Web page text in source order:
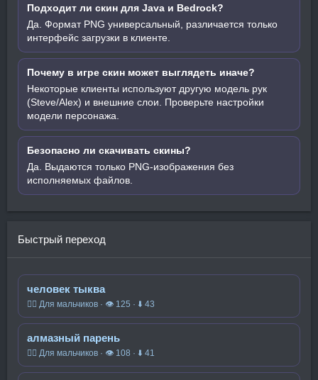
Подходит ли скин для Java и Bedrock?
Да. Формат PNG универсальный, различается только
интерфейс загрузки в клиенте.
Почему в игре скин может выглядеть иначе?
Некоторые клиенты используют другую модель рук
(Steve/Alex) и внешние слои. Проверьте настройки
модели персонажа.
Безопасно ли скачивать скины?
Да. Выдаются только PNG-изображения без
исполняемых файлов.
Быстрый переход
человек тыква
🧍‍♂️ Для мальчиков · 👁 125 · ⬇ 43
алмазный парень
🧍‍♂️ Для мальчиков · 👁 108 · ⬇ 41